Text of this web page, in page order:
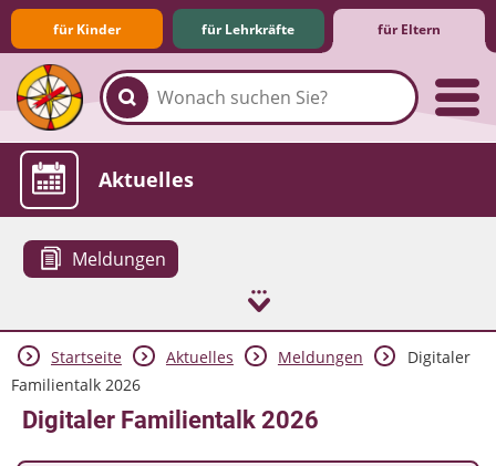
für Kinder für Lehrkräfte für Eltern
Familie & Medien
Spieletipps & Lernsoftware
Die Jüngsten im Netz
Lexikon
Aktuelles
Meldungen
Startseite Aktuelles Meldungen
Digitaler
Familientalk 2026
Digitaler Familientalk 2026